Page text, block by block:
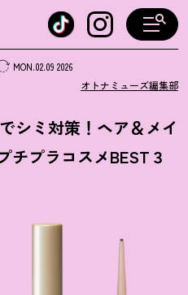
MON.02.09 2026
オトナミューズ編集部
シミ対策 ！ ヘア＆メイ
チプラコスメBEST３